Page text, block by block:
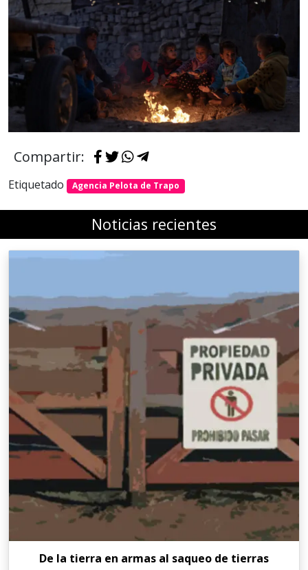
Compartir:
Etiquetado Agencia Pelota de Trapo
Noticias recientes
De la tierra en armas al saqueo de tierras